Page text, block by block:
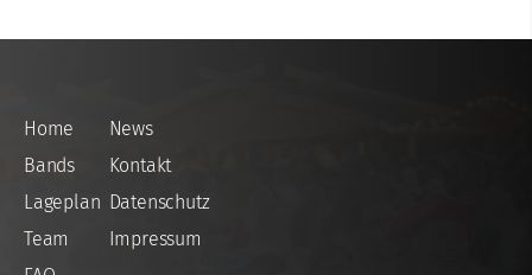
Home
Bands
Lageplan
Team
News
Kontakt
Datenschutz
Impressum